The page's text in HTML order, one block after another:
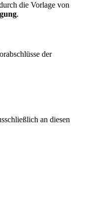
die Vorlage von
.
der
an diesen